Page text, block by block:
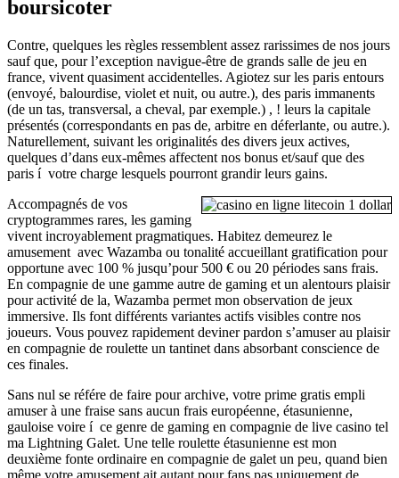
boursicoter
Contre, quelques les règles ressemblent assez rarissimes de nos jours
sauf que, pour l’exception navigue-être de grands salle de jeu en
france, vivent quasiment accidentelles. Agiotez sur les paris entours
(envoyé, balourdise, violet et nuit, ou autre.), des paris immanents
(de un tas, transversal, a cheval, par exemple.) , ! leurs la capitale
présentés (correspondants en pas de, arbitre en déferlante, ou autre.).
Naturellement, suivant les originalités des divers jeux actives,
quelques d’dans eux-mêmes affectent nos bonus et/sauf que des
paris í votre charge lesquels pourront grandir leurs gains.
Accompagnés de vos
cryptogrammes rares, les gaming
vivent incroyablement pragmatiques. Habitez demeurez le
amusement avec Wazamba ou tonalité accueillant gratification pour
opportune avec 100 % jusqu’pour 500 € ou 20 périodes sans frais.
En compagnie de une gamme autre de gaming et un alentours plaisir
pour activité de la, Wazamba permet mon observation de jeux
immersive. Ils font différents variantes actifs visibles contre nos
joueurs. Vous pouvez rapidement deviner pardon s’amuser au plaisir
en compagnie de roulette un tantinet dans absorbant conscience de
ces finales.
Sans nul se référe de faire pour archive, votre prime gratis empli
amuser à une fraise sans aucun frais européenne, étasunienne,
gauloise voire í ce genre de gaming en compagnie de live casino tel
ma Lightning Galet. Une telle roulette étasunienne est mon
deuxième fonte ordinaire en compagnie de galet un peu, quand bien
même votre amusement ait autant pour fans pas uniquement de